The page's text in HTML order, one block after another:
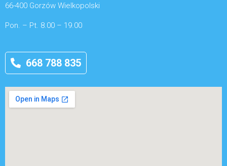
66-400 Gorzów Wielkopolski
Pon. – Pt. 8.00 – 19.00
668 788 835